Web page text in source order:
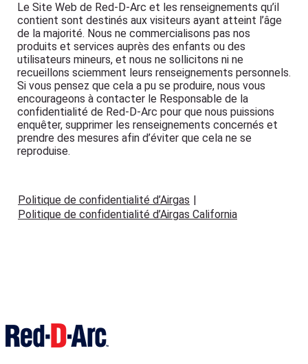
Le Site Web de Red-D-Arc et les renseignements qu’il
contient sont destinés aux visiteurs ayant atteint l’âge
de la majorité. Nous ne commercialisons pas nos
produits et services auprès des enfants ou des
utilisateurs mineurs, et nous ne sollicitons ni ne
recueillons sciemment leurs renseignements personnels.
Si vous pensez que cela a pu se produire, nous vous
encourageons à contacter le Responsable de la
confidentialité de Red-D-Arc pour que nous puissions
enquêter, supprimer les renseignements concernés et
prendre des mesures afin d’éviter que cela ne se
reproduise.
Politique de confidentialité d’Airgas |
Politique de confidentialité d’Airgas California